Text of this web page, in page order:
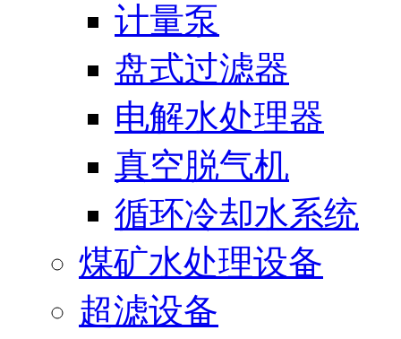
计量泵
盘式过滤器
电解水处理器
真空脱气机
循环冷却水系统
煤矿水处理设备
超滤设备